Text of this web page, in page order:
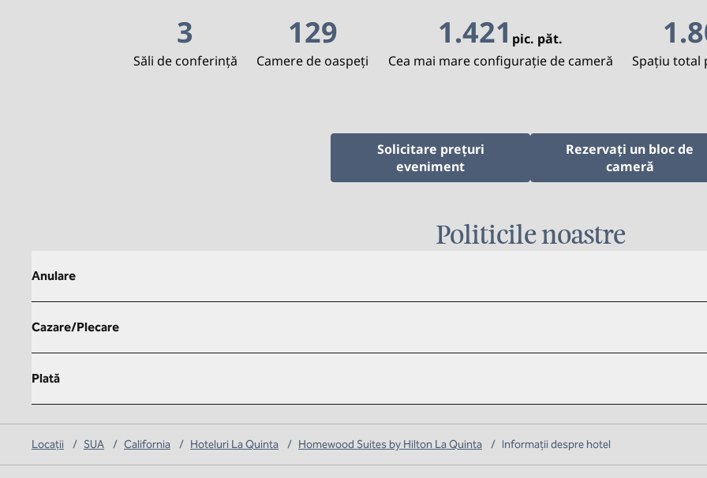
3
Săli de conferință
129
Camere de oaspeţi
1.421 pic. păt.
Picioare pătrate
Cea mai mare configurație de cameră Spațiu total
Solicitare prețuri
eveniment,
Rezervați un bloc de
cameră,
Politicile noastre
Anulare
Cazare/Plecare
Plată
Locații / SUA / California / Hoteluri La Quinta / Homewood Suites by Hilton La Quinta / Informații despre hotel